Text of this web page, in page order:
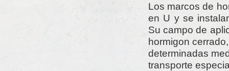
Los marcos de
en U y se
Su campo de
hormigon
determinadas
transporte